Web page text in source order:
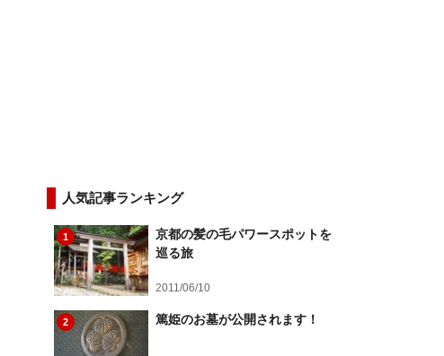
人気記事ランキング
1
京都の髪の毛パワースポットを
巡る旅
2011/06/10
2 篤姫のお墓が公開されます！